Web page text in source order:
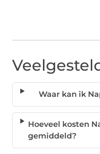
Waar kan ik
Hoeveel kosten
gemiddeld?